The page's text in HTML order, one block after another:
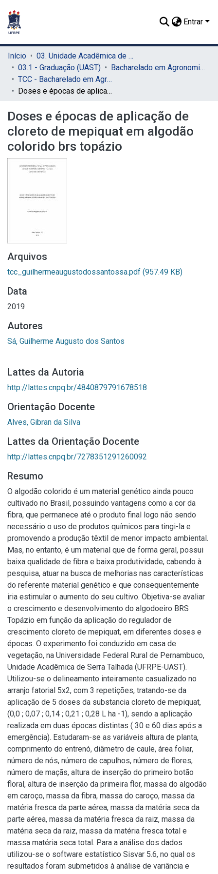
Entrar
Início
03. Unidade Acadêmica de Serra Talhada (UAST)
03.1 - Graduação (UAST)
Bacharelado em Agronomia (UAST)
TCC - Bacharelado em Agronomia (UAST)
Doses e épocas de aplicação de cloreto de mepiquat em algodão colorido brs topázio
Doses e épocas de aplicação de
cloreto de mepiquat em algodão
colorido brs topázio
Arquivos
tcc_guilhermeaugustodossantossa.pdf (957.49 KB)
Data
2019
Autores
Sá, Guilherme Augusto dos Santos
Lattes da Autoria
http://lattes.cnpq.br/4840879791678518
Orientação Docente
Alves, Gibran da Silva
Lattes da Orientação Docente
http://lattes.cnpq.br/7278351291260092
Resumo
O algodão colorido é um material genético ainda pouco
cultivado no Brasil, possuindo vantagens como a cor da
fibra, que permanece até o produto final logo não sendo
necessário o uso de produtos químicos para tingi-la e
promovendo a produção têxtil de menor impacto ambiental.
Mas, no entanto, é um material que de forma geral, possui
baixa qualidade de fibra e baixa produtividade, cabendo à
pesquisa, atuar na busca de melhorias nas características
do referente material genético e que consequentemente
iria estimular o aumento do seu cultivo. Objetiva-se avaliar
o crescimento e desenvolvimento do algodoeiro BRS
Topázio em função da aplicação do regulador de
crescimento cloreto de mepiquat, em diferentes doses e
épocas. O experimento foi conduzido em casa de
vegetação, na Universidade Federal Rural de Pernambuco,
Unidade Acadêmica de Serra Talhada (UFRPE-UAST).
Utilizou-se o delineamento inteiramente casualizado no
arranjo fatorial 5x2, com 3 repetições, tratando-se da
aplicação de 5 doses da substancia cloreto de mepiquat,
(0,0 ; 0,07 ; 0,14 ; 0,21 ; 0,28 L ha -1), sendo a aplicação
realizada em duas épocas distintas ( 30 e 60 dias após a
emergência). Estudaram-se as variáveis altura de planta,
comprimento do entrenó, diâmetro de caule, área foliar,
número de nós, número de capulhos, número de flores,
número de maçãs, altura de inserção do primeiro botão
floral, altura de inserção da primeira flor, massa do algodão
em caroço, massa da fibra, massa do caroço, massa da
matéria fresca da parte aérea, massa da matéria seca da
parte aérea, massa da matéria fresca da raiz, massa da
matéria seca da raiz, massa da matéria fresca total e
massa matéria seca total. Para a análise dos dados
utilizou-se o software estatístico Sisvar 5.6, no qual os
resultados foram submetidos à análise de variância e